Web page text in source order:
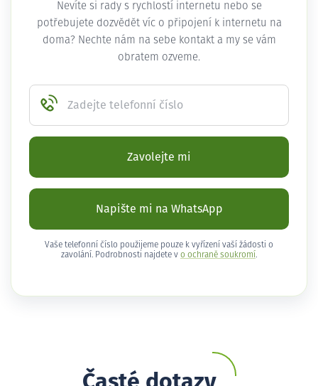
Nevíte si rady s rychlostí internetu nebo se
potřebujete dozvědět víc o připojení k internetu na
doma? Nechte nám na sebe kontakt a my se vám
obratem ozveme.
Zadejte telefonní číslo
Zavolejte mi
Napište mi na WhatsApp
Vaše telefonní číslo použijeme pouze k vyřízení vaší žádosti o
zavolání. Podrobnosti najdete v o ochraně soukromí .